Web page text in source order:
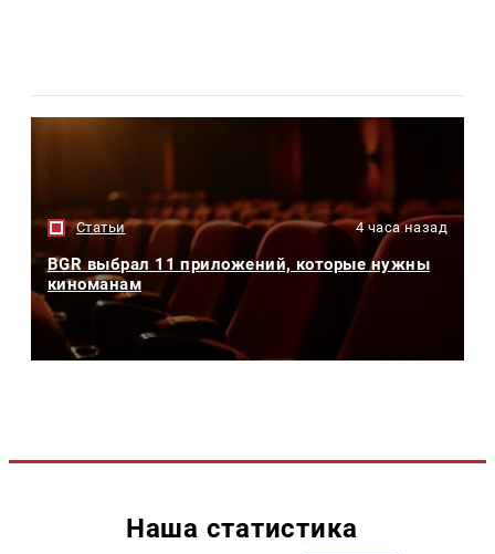
Статьи 4 часа назад
BGR выбрал 11 приложений, которые нужны
киноманам
Наша статистика